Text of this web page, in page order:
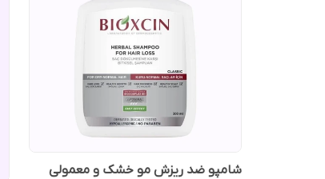
شامپو ضد ریزش مو خشک و معمولی